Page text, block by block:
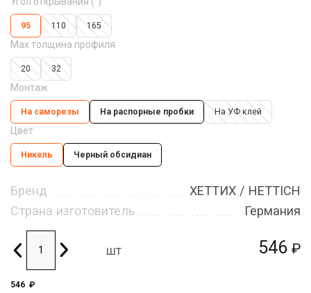
546 ₽
95 110 165
Max толщина профиля
20 32
Монтаж
На саморезы На распорные пробки На УФ клей
Цвет
Никель Черный обсидиан
Бренд
ХЕТТИХ / HETTICH
Страна изготовитель
Германия
шт
546 ₽